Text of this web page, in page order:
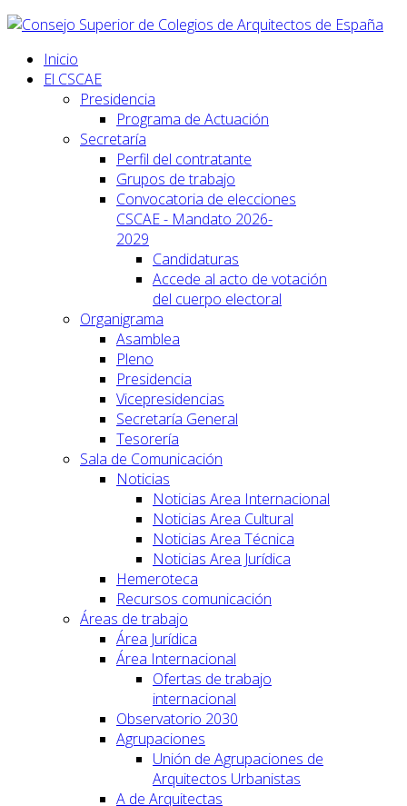
Inicio
El CSCAE
Presidencia
Programa de Actuación
Secretaría
Perfil del contratante
Grupos de trabajo
Convocatoria de elecciones
CSCAE - Mandato 2026-
2029
Candidaturas
Accede al acto de votación
del cuerpo electoral
Organigrama
Asamblea
Pleno
Presidencia
Vicepresidencias
Secretaría General
Tesorería
Sala de Comunicación
Noticias
Noticias Area Internacional
Noticias Area Cultural
Noticias Area Técnica
Noticias Area Jurídica
Hemeroteca
Recursos comunicación
Áreas de trabajo
Área Jurídica
Área Internacional
Ofertas de trabajo
internacional
Observatorio 2030
Agrupaciones
Unión de Agrupaciones de
Arquitectos Urbanistas
A de Arquitectas